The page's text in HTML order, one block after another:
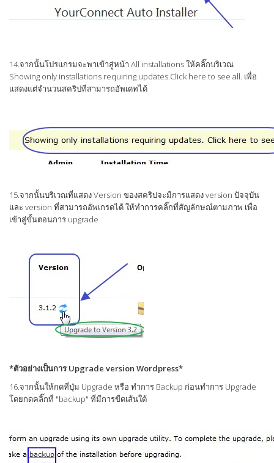
14.จากนั้นโปรแกรมจะพาเข้าสู่หน้า All installations ให้คลิ๊กบริเวณ
Showing only installations requiring updates.Click here to see all. เพื่อ
แสดงแต่จำนวนสคริปที่สามารถอัพเดทได้
15.จากนั้นบริเวณที่แสดง Version ของสคริปจะมีการแสดง version ปัจจุบัน
และ version ที่สามารถอัพเกรดได้ ให้ทำการคลิ๊กที่สัญลักษณ์ตามภาพ เพื่อ
เข้าสู่ขั้นตอนการ upgrade
*ตัวอย่างเป็นการ Upgrade version Wordpress*
16.จากนั้นให้กดที่ปุ่ม Upgrade หรือ ทำการ Backup ก่อนทำการ Upgrade
โดยกดคลิ๊กที่ "backup" ที่มีการขีดเส้นใต้